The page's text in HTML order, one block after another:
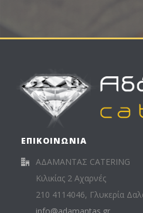
ΕΠΙΚΟΙΝΩΝΙΑ
ΑΔΑΜΑΝΤΑΣ CATERING
Κιλικίας 2 Αχαρνές
210 4114046, Γλυκερία